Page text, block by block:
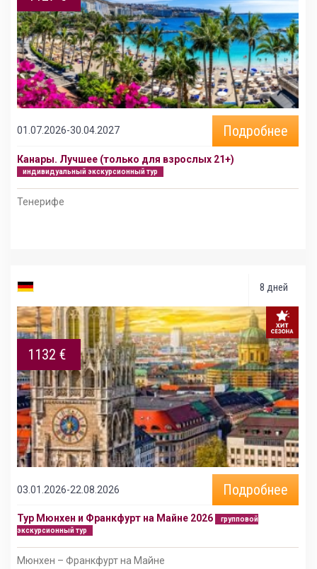
01.07.2026-30.04.2027 Подробнее
Канары. Лучшее (только для взрослых 21+)
индивидуальный экскурсионный тур
Тенерифе
8 дней
1132 €
03.01.2026-22.08.2026 Подробнее
Тур Мюнхен и Франкфурт на Майне 2026
групповой
экскурсионный тур
Мюнхен – Франкфурт на Майне